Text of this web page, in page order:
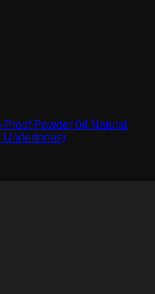
Powder 04 Natural
Undertones)